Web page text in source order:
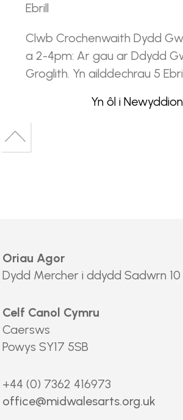
Ebrill
Clwb Crochenwaith Dydd
a 2-4pm: Ar gau ar Ddydd
Groglith. Yn ailddechrau 5
Yn ôl i Newyddion
top
Back
Oriau Agor
Dydd Mercher i ddydd Sadwrn 10
Celf Canol Cymru
Caersws
Powys SY17 5SB
+44 (0) 7362 416973
office@midwalesarts.org.uk